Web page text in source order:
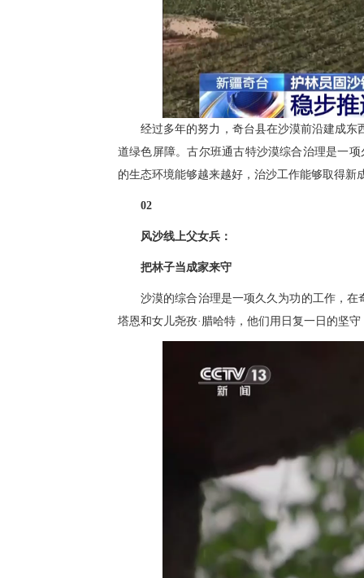
经过多年的努力，奇台县在沙漠前沿建成东
道绿色屏障。古尔班通古特沙漠综合治理是一
的生态环境能够越来越好，治沙工作能够取得新
02
风沙线上父女兵：
把林子当成家来守
沙漠的综合治理是一项久久为功的工作，
塔恩和女儿尧孜·腊哈特，他们用日复一日的坚